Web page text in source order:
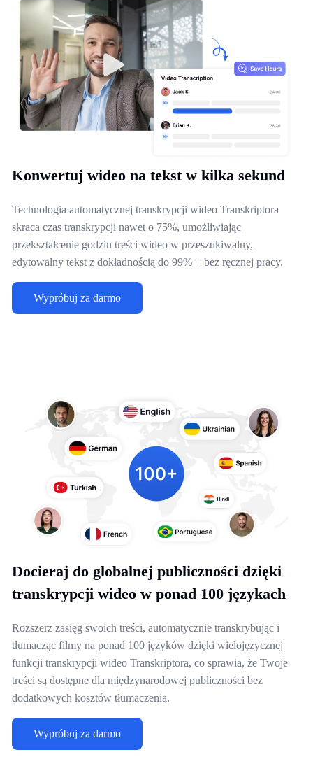
Konwertuj wideo na tekst w kilka sekund
Technologia automatycznej transkrypcji wideo Transkriptora
skraca czas transkrypcji nawet o 75%, umożliwiając
przekształcenie godzin treści wideo w przeszukiwalny,
edytowalny tekst z dokładnością do 99% + bez ręcznej pracy.
Wypróbuj za darmo
Docieraj do globalnej publiczności dzięki
transkrypcji wideo w ponad 100 językach
Rozszerz zasięg swoich treści, automatycznie transkrybując i
tłumacząc filmy na ponad 100 języków dzięki wielojęzycznej
funkcji transkrypcji wideo Transkriptora, co sprawia, że Twoje
treści są dostępne dla międzynarodowej publiczności bez
dodatkowych kosztów tłumaczenia.
Wypróbuj za darmo